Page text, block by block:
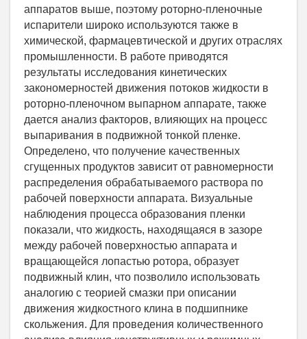
аппаратов выше, поэтому роторно-пленочные
испарители широко используются также в
химической, фармацевтической и других отраслях
промышленности. В работе приводятся
результаты исследования кинетических
закономерностей движения потоков жидкости в
роторно-пленочном выпарном аппарате, также
дается анализ факторов, влияющих на процесс
выпаривания в подвижной тонкой пленке.
Определено, что получение качественных
сгущенных продуктов зависит от равномерности
распределения обрабатываемого раствора по
рабочей поверхности аппарата. Визуальные
наблюдения процесса образования пленки
показали, что жидкость, находящаяся в зазоре
между рабочей поверхностью аппарата и
вращающейся лопастью ротора, образует
подвижный клин, что позволило использовать
аналогию с теорией смазки при описании
движения жидкостного клина в подшипнике
скольжения. Для проведения количественного